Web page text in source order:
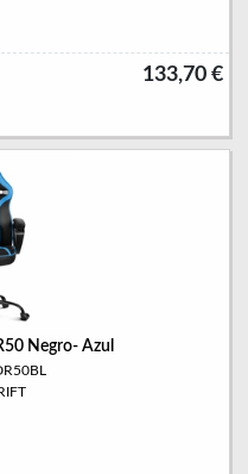
133,70 €
Negro- Azul